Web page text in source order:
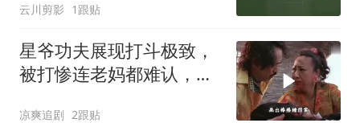
云川剪影 1跟贴
星爷功夫展现打斗极致，
被打惨连老妈都难认，句
凉爽追剧 2跟贴